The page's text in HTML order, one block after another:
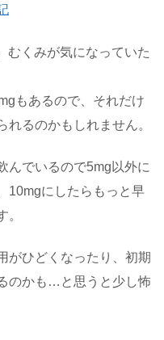
むくみが気になっていた
もあるので、それだけ
るのかもしれません。
んでいるので5mg以外に
10mgにしたらもっと早
。
がひどくなったり、初期
のかも…と思うと少し怖